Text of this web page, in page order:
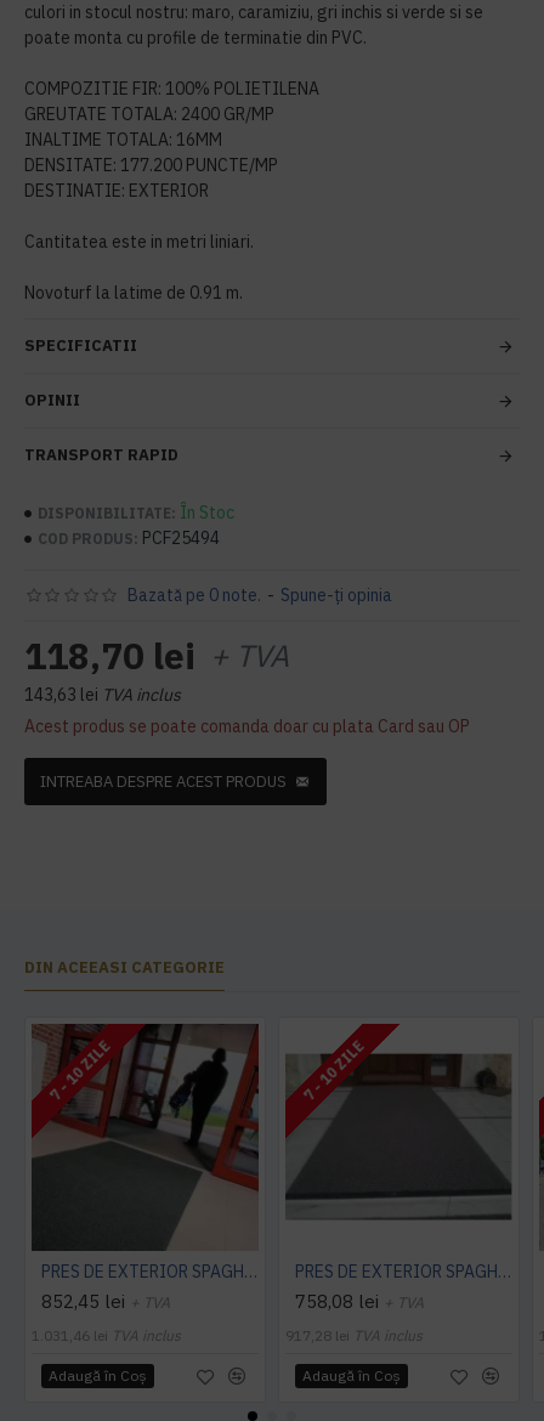
culori in stocul nostru: maro, caramiziu, gri inchis si verde si se
poate monta cu profile de terminatie din PVC.
COMPOZITIE FIR: 100% POLIETILENA
GREUTATE TOTALA: 2400 GR/MP
INALTIME TOTALA: 16MM
DENSITATE: 177.200 PUNCTE/MP
DESTINATIE: EXTERIOR
Cantitatea este in metri liniari.
Novoturf la latime de 0.91 m.
SPECIFICATII
OPINII
TRANSPORT RAPID
DISPONIBILITATE: În Stoc
COD PRODUS: PCF25494
Bazată pe 0 note. - Spune-ţi opinia
118,70 lei + TVA
143,63 lei TVA inclus
Acest produs se poate comanda doar cu plata Card sau OP
INTREABA DESPRE ACEST PRODUS
DIN ACEEASI CATEGORIE
7 - 10 ZILE
PRES DE EXTERIOR SPAGHETTI CITI 10 MM, CU STRAT SUPORT
852,45 lei + TVA
1.031,46 lei TVA inclus
Adaugă în Coş
7 - 10 ZILE
PRES DE EXTERIOR SPAGHETTI CITI 14 MM, FARA STRAT SUPORT, CARBUNE
758,08 lei + TVA
917,28 lei TVA inclus
Adaugă în Coş